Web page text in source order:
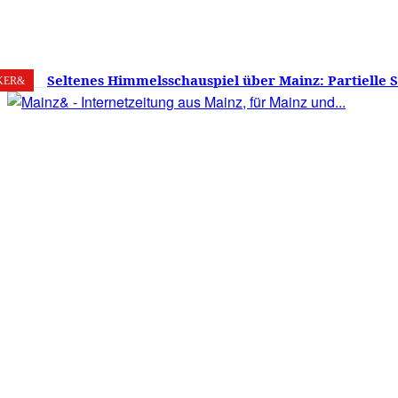
6. August 2026 29 Mainz
Seltenes Himmelsschauspiel über Mainz: Partielle
am 12. August 2026 – Sonne zu etwa 88 Prozent